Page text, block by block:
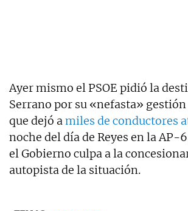
Ayer mismo el PSOE pidió la
Serrano por su «nefasta» gestión
que dejó amiles de conductores
noche del día de Reyes en la AP-
el Gobierno culpa a la
autopista de la situación.